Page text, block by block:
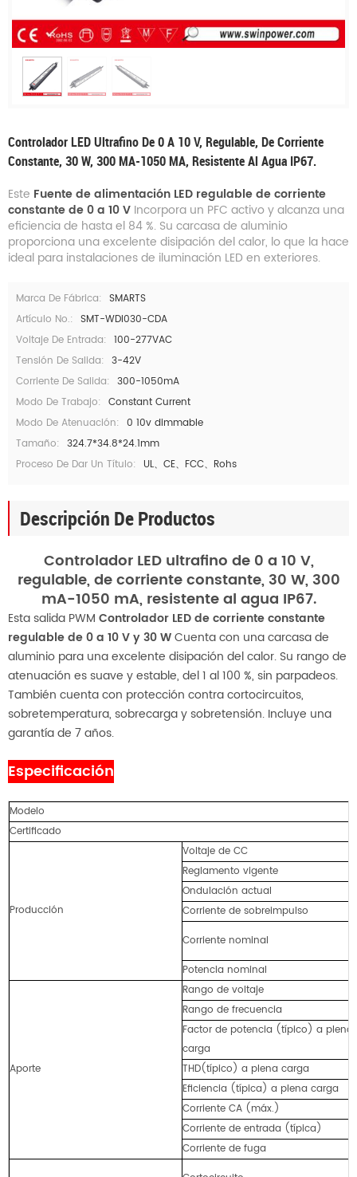
Controlador LED Ultrafino De 0 A 10 V, Regulable, De Corriente
Constante, 30 W, 300 MA-1050 MA, Resistente Al Agua IP67.
Este Fuente de alimentación LED regulable de corriente
constante de 0 a 10 V Incorpora un PFC activo y alcanza una
eficiencia de hasta el 84 %. Su carcasa de aluminio
proporciona una excelente disipación del calor, lo que la hace
ideal para instalaciones de iluminación LED en exteriores.
Marca De Fábrica: SMARTS
Artículo No.: SMT-WDI030-CDA
Voltaje De Entrada: 100-277VAC
Tensión De Salida: 3-42V
Corriente De Salida: 300-1050mA
Modo De Trabajo: Constant Current
Modo De Atenuación: 0 10v dimmable
Tamaño: 324.7*34.8*24.1mm
Proceso De Dar Un Título:
UL、CE、FCC、Rohs
Descripción De Productos
Controlador LED ultrafino de 0 a 10 V,
regulable, de corriente constante, 30 W, 300
mA-1050 mA, resistente al agua IP67.
Esta salida PWM Controlador LED de corriente constante
regulable de 0 a 10 V y 30 WCuenta con una carcasa de
aluminio para una excelente disipación del calor. Su rango de
atenuación es suave y estable, del 1 al 100 %, sin parpadeos.
También cuenta con protección contra cortocircuitos,
sobretemperatura, sobrecarga y sobretensión. Incluye una
garantía de 7 años.
Especificación
Modelo
Certificado
Producción
Voltaje de CC
Reglamento vigente
Ondulación actual
Corriente de sobreimpulso
Corriente nominal
Potencia nominal
Aporte
Rango de voltaje
Rango de frecuencia
Factor de potencia (típico) a plena
carga
THD(típico) a plena carga
Eficiencia (típica) a plena carga
Corriente CA (máx.)
Corriente de entrada (típica)
Corriente de fuga